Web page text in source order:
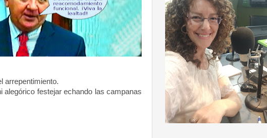
arrepentimiento.
festejar echando las campanas